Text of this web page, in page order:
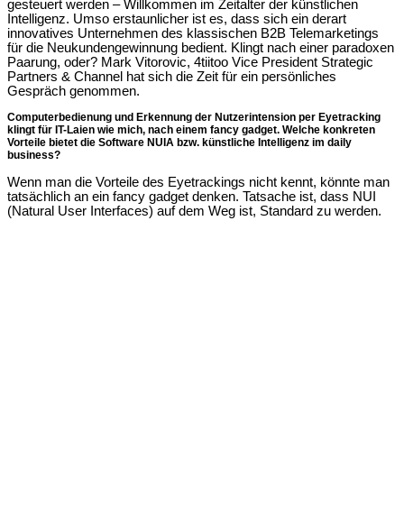
gesteuert werden – Willkommen im Zeitalter der künstlichen
Intelligenz. Umso erstaunlicher ist es, dass sich ein derart
innovatives Unternehmen des klassischen B2B Telemarketings
für die Neukundengewinnung bedient. Klingt nach einer paradoxen
Paarung, oder? Mark Vitorovic, 4tiitoo Vice President Strategic
Partners & Channel hat sich die Zeit für ein persönliches
Gespräch genommen.
Computerbedienung und Erkennung der Nutzerintension per Eyetracking
klingt für IT-Laien wie mich, nach einem fancy gadget. Welche konkreten
Vorteile bietet die Software NUIA bzw. künstliche Intelligenz im daily
business?
Wenn man die Vorteile des Eyetrackings nicht kennt, könnte man
tatsächlich an ein fancy gadget denken. Tatsache ist, dass NUI
(Natural User Interfaces) auf dem Weg ist, Standard zu werden.